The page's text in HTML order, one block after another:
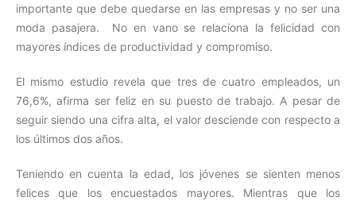
importante que debe quedarse en las empresas y no ser una
moda pasajera. No en vano se relaciona la felicidad con
mayores índices de productividad y compromiso.
El mismo estudio revela que tres de cuatro empleados, un
76,6%, afirma ser feliz en su puesto de trabajo. A pesar de
seguir siendo una cifra alta, el valor desciende con respecto a
los últimos dos años.
Teniendo en cuenta la edad, los jóvenes se sienten menos
felices que los encuestados mayores. Mientras que los